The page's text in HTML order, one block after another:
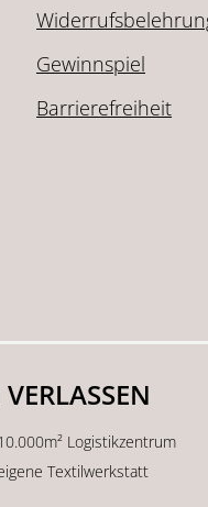
Gewinnspiel
Barrierefreiheit
Logistikzentrum
Textilwerkstatt